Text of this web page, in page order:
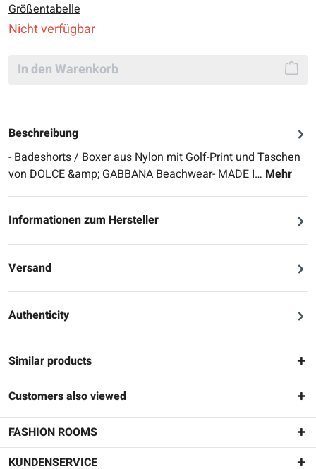
Größentabelle
Nicht verfügbar
In den Warenkorb
Beschreibung
- Badeshorts / Boxer aus Nylon mit Golf-Print und Taschen
von DOLCE &amp; GABBANA Beachwear- MADE I… Mehr
Informationen zum Hersteller
Versand
Authenticity
Similar products
Customers also viewed
FASHION ROOMS
KUNDENSERVICE